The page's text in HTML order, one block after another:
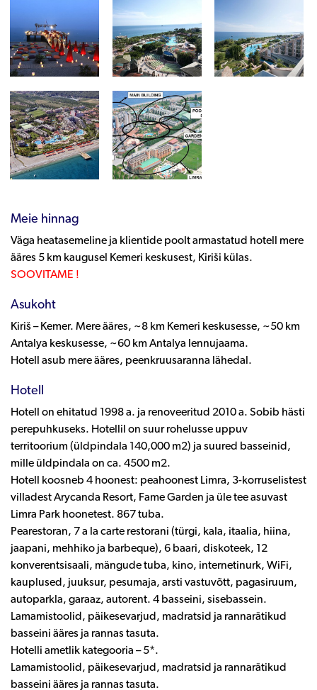
Meie hinnag
Väga heatasemeline ja klientide poolt armastatud hotell mere
ääres 5 km kaugusel Kemeri keskusest, Kiriši külas.
SOOVITAME !
Asukoht
Kiriš – Kemer. Mere ääres, ~8 km Kemeri keskusesse, ~50 km
Antalya keskusesse, ~60 km Antalya lennujaama.
Hotell asub mere ääres, peenkruusaranna lähedal.
Hotell
Hotell on ehitatud 1998 a. ja renoveeritud 2010 a. Sobib hästi
perepuhkuseks. Hotellil on suur rohelusse uppuv
territoorium (üldpindala 140,000 m2) ja suured basseinid,
mille üldpindala on ca. 4500 m2.
Hotell koosneb 4 hoonest: peahoonest Limra, 3-korruselistest
villadest Arycanda Resort, Fame Garden ja üle tee asuvast
Limra Park hoonetest. 867 tuba.
Pearestoran, 7 a la carte restorani (türgi, kala, itaalia, hiina,
jaapani, mehhiko ja barbeque), 6 baari, diskoteek, 12
konverentsisaali, mängude tuba, kino, internetinurk, WiFi,
kauplused, juuksur, pesumaja, arsti vastuvõtt, pagasiruum,
autoparkla, garaaz, autorent. 4 basseini, sisebassein.
Lamamistoolid, päikesevarjud, madratsid ja rannarätikud
basseini ääres ja rannas tasuta.
Hotelli ametlik kategooria – 5*.
Lamamistoolid, päikesevarjud, madratsid ja rannarätikud
basseini ääres ja rannas tasuta.